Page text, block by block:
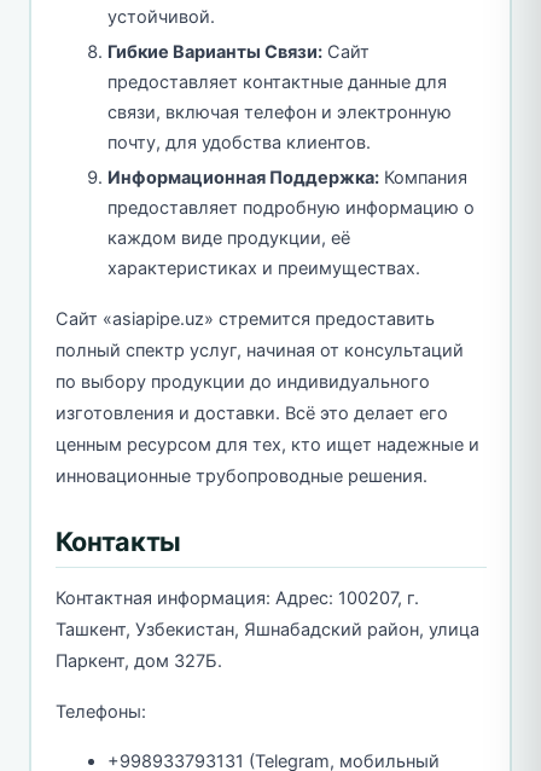
устойчивой.
Гибкие Варианты Связи: Сайт
предоставляет контактные данные для
связи, включая телефон и электронную
почту, для удобства клиентов.
Информационная Поддержка: Компания
предоставляет подробную информацию о
каждом виде продукции, её
характеристиках и преимуществах.
Сайт «asiapipe.uz» стремится предоставить
полный спектр услуг, начиная от консультаций
по выбору продукции до индивидуального
изготовления и доставки. Всё это делает его
ценным ресурсом для тех, кто ищет надежные и
инновационные трубопроводные решения.
Контакты
Контактная информация: Адрес: 100207, г.
Ташкент, Узбекистан, Яшнабадский район, улица
Паркент, дом 327Б.
Телефоны:
+998933793131 (Telegram, мобильный